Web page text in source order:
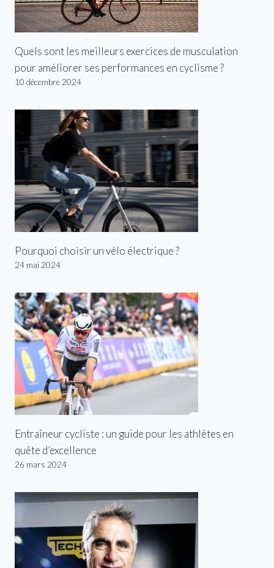
Quels sont les meilleurs exercices de musculation
pour améliorer ses performances en cyclisme ?
10 décembre 2024
Pourquoi choisir un vélo électrique ?
24 mai 2024
Entraîneur cycliste : un guide pour les athlètes en
quête d’excellence
26 mars 2024